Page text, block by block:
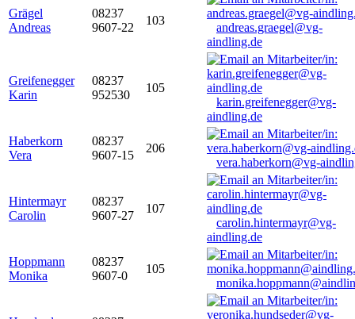
Grägel
Andreas
08237
9607-22
103
andreas.graegel@vg-
aindling.de
Greifenegger
Karin
08237
952530
105
karin.greifenegger@vg-
aindling.de
Haberkorn
Vera
08237
9607-15
206
vera.haberkorn@vg-
Hintermayr
Carolin
08237
9607-27
107
carolin.hintermayr@vg-
aindling.de
Hoppmann
Monika
08237
9607-0
105